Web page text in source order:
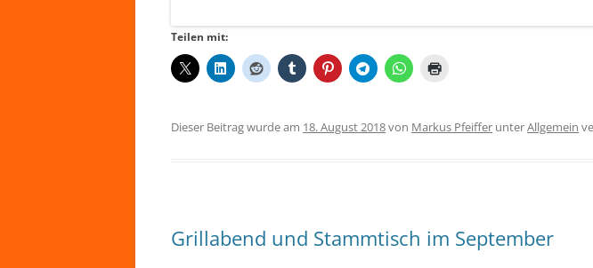
Teilen mit:
Dieser Beitrag wurde am 18. August 2018von Markus Pfeiffer unterAllgemein
Grillabend und Stammtisch im September